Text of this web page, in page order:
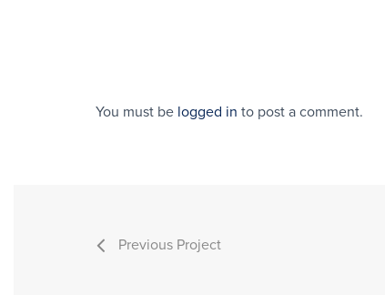
You must be logged in to post a comment.
Previous Project